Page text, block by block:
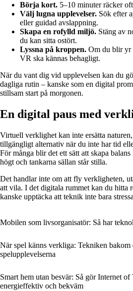
Börja kort. 5–10 minuter räcker
Välj lugna upplevelser. Sök efter
eller guidad avslappning.
Skapa en rofylld miljö. Stäng av
du kan sitta ostört.
Lyssna på kroppen. Om du blir yr
VR ska kännas behagligt.
När du vant dig vid upplevelsen kan du
dagliga rutin – kanske som en digital
stillsam start på morgonen.
En digital paus med
Virtuell verklighet kan inte ersätta
tillgängligt alternativ när du inte har tid
För många blir det ett sätt att skapa
högt och tankarna sällan står stilla.
Det handlar inte om att fly verkligheten,
att vila. I det digitala rummet kan du hitta
kanske upptäcka att teknik inte bara
Mobilen som livsorganisatör: Så har
När spel känns verkliga: Tekniken bakom
spelupplevelserna
Smart hem utan besvär: Så gör Internet
energieffektiv och bekväm